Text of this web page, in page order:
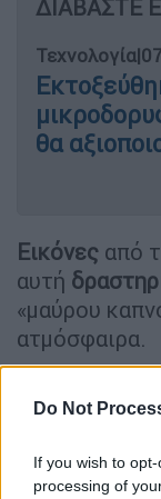
Do Not
If you wish to
processing of
ΔΙΑΒΑΣΤΕ
Τεχνολογία|
θα
Εικόνες από
αυτή
«μαύρου
ατμόσφαιρα.